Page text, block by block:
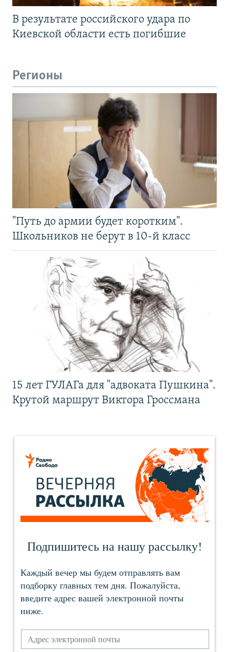
В результате российского удара по
Киевской области есть погибшие
Регионы
"Путь до армии будет коротким".
Школьников не берут в 10-й класс
15 лет ГУЛАГа для "адвоката Пушкина".
Крутой маршрут Виктора Гроссмана